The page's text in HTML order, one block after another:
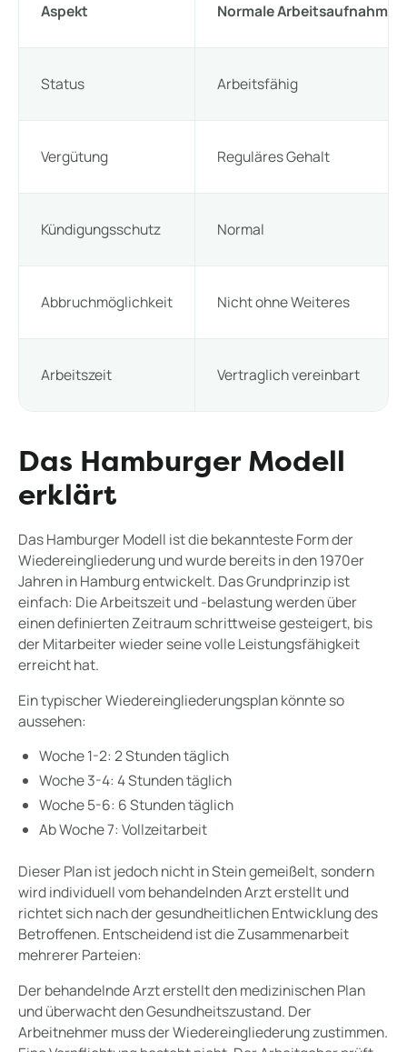
Aspekt Normale Arbeitsaufnahme
Status Arbeitsfähig
Vergütung Reguläres Gehalt
Kündigungsschutz Normal
Abbruchmöglichkeit Nicht ohne Weiteres
Arbeitszeit Vertraglich vereinbart
Das Hamburger Modell
erklärt
Das Hamburger Modell ist die bekannteste Form der
Wiedereingliederung und wurde bereits in den 1970er
Jahren in Hamburg entwickelt. Das Grundprinzip ist
einfach: Die Arbeitszeit und -belastung werden über
einen definierten Zeitraum schrittweise gesteigert, bis
der Mitarbeiter wieder seine volle Leistungsfähigkeit
erreicht hat.
Ein typischer Wiedereingliederungsplan könnte so
aussehen:
Woche 1-2: 2 Stunden täglich
Woche 3-4: 4 Stunden täglich
Woche 5-6: 6 Stunden täglich
Ab Woche 7: Vollzeitarbeit
Dieser Plan ist jedoch nicht in Stein gemeißelt, sondern
wird individuell vom behandelnden Arzt erstellt und
richtet sich nach der gesundheitlichen Entwicklung des
Betroffenen. Entscheidend ist die Zusammenarbeit
mehrerer Parteien:
Der behandelnde Arzt erstellt den medizinischen Plan
und überwacht den Gesundheitszustand. Der
Arbeitnehmer muss der Wiedereingliederung zustimmen.